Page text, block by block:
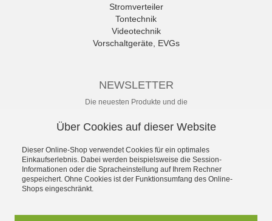
Stromverteiler
Tontechnik
Videotechnik
Vorschaltgeräte, EVGs
NEWSLETTER
Die neuesten Produkte und die
Ihr nichts mehr verpasst.
Abonnieren
Über Cookies auf dieser Website
Dieser Online-Shop verwendet Cookies für ein optimales
Einkaufserlebnis. Dabei werden beispielsweise die Session-
Informationen oder die Spracheinstellung auf Ihrem Rechner
gespeichert. Ohne Cookies ist der Funktionsumfang des Online-
Shops eingeschränkt.